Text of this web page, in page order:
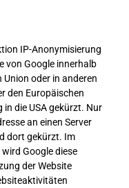
IP-Anonymisierung
von Google innerhalb
oder in anderen
den Europäischen
die USA gekürzt. Nur
an einen Server
dort gekürzt. Im
Google diese
der Website